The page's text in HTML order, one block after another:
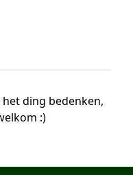
ding bedenken,
:)